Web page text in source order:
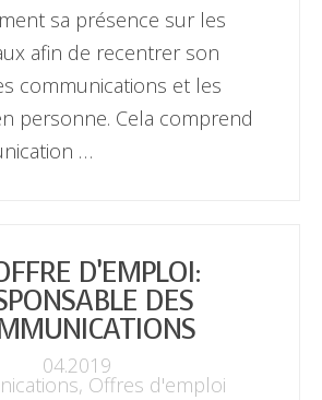
sa présence sur les
afin de recentrer son
communications et les
personne. Cela comprend
…
D’EMPLOI:
DES
04.2019
, Offres d'emploi